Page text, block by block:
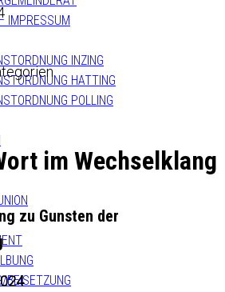
IMPRESSUM
INZING
HATTING
POLLING
BEISETZUNG
im Wechselklang
zu Gunsten der